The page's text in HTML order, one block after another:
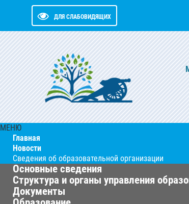
ДЛЯ СЛАБОВИДЯЩИХ
МЕНЮ
Главная
Новости
Сведения об образовательной организации
Основные сведения
Структура и органы управления
Документы